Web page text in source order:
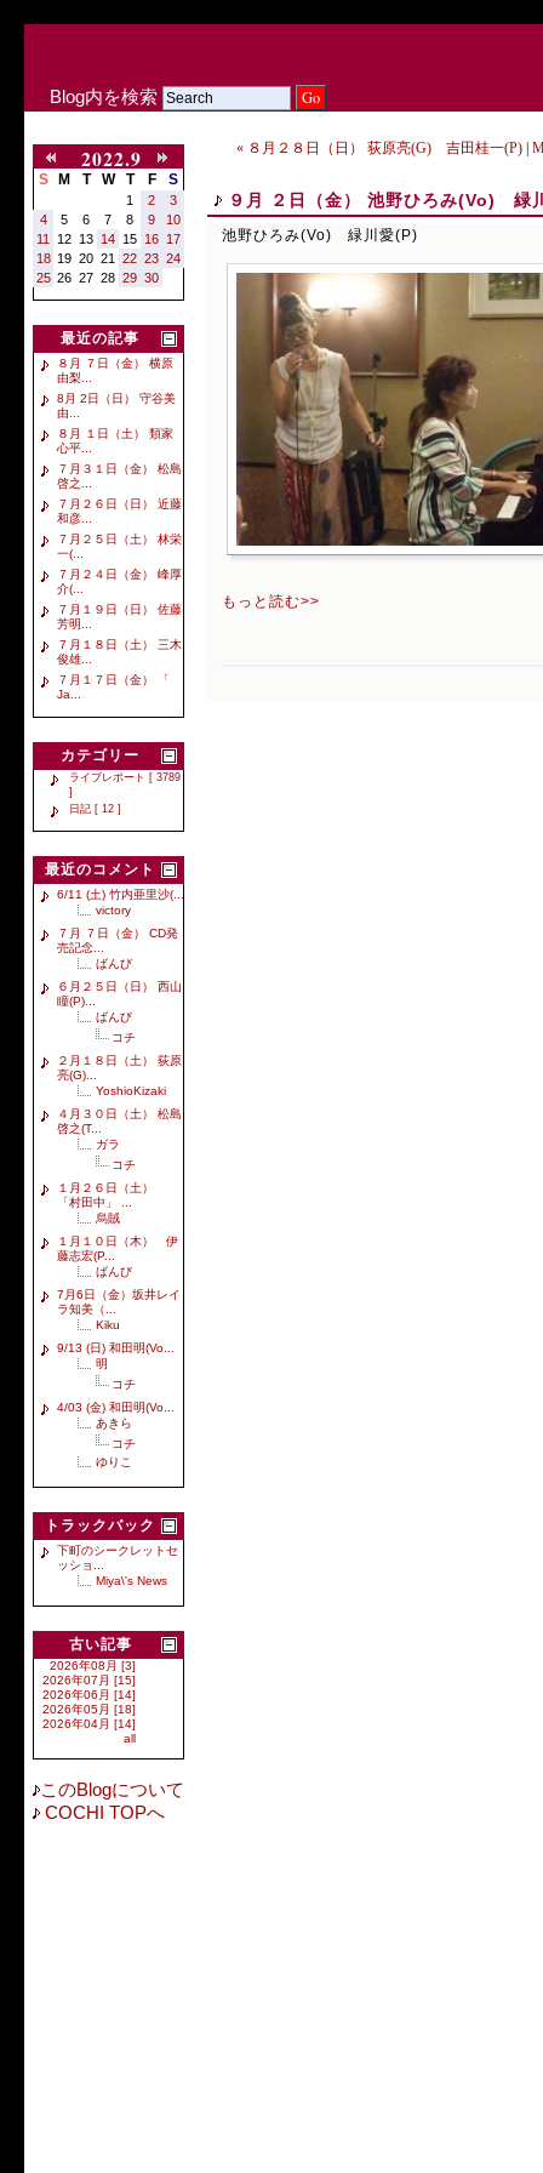
Blog内を検索
2022.9
S M T W T F S
1 2
3
4
5 6 7 8 9
10
11
12 13 14 15 16 17
18 19 20 21 22 23 24
25 26 27 28 29 30
最近の記事
８月 ７日（金） 横原
由梨...
8月 2日（日） 守谷美
由...
８月 １日（土） 類家
心平...
７月３１日（金） 松島
啓之...
７月２６日（日） 近藤
和彦...
７月２５日（土） 林栄
一(...
７月２４日（金） 峰厚
介(...
７月１９日（日） 佐藤
芳明...
７月１８日（土） 三木
俊雄...
７月１７日（金） 「
Ja...
カテゴリー
ライブレポート [ 3789
]
日記 [ 12 ]
最近のコメント
6/11 (土) 竹内亜里沙(...
victory
７月 ７日（金） CD発
売記念...
ばんび
６月２５日（日） 西山
瞳(P)...
ばんび
コチ
２月１８日（土） 荻原
亮(G)...
YoshioKizaki
４月３０日（土） 松島
啓之(T...
ガラ
コチ
１月２６日（土）
「村田中」 ...
烏賊
１月１０日（木） 伊
藤志宏(P...
ばんび
7月6日（金）坂井レイ
ラ知美（...
Kiku
9/13 (日) 和田明(Vo...
明
コチ
4/03 (金) 和田明(Vo...
あきら
コチ
ゆりこ
トラックバック
下町のシークレットセ
ッショ...
Miya\'s News
古い記事
2026年08月 [3]
2026年07月 [15]
2026年06月 [14]
2026年05月 [18]
2026年04月 [14]
all
このBlogについて
COCHI TOPへ
« ８月２８日（日） 荻原亮(G) 吉田桂一(P)
９月 ２日（金） 池野ひろみ(Vo) 緑
池野ひろみ(Vo) 緑川愛(P)
もっと読む>>